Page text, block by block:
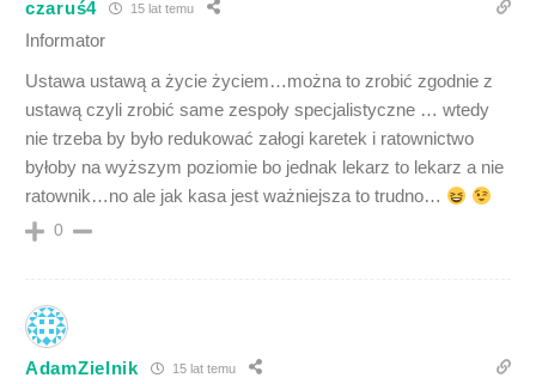
czaruś4 15 lat temu
Informator
Ustawa ustawą a życie życiem…można to zrobić zgodnie z
ustawą czyli zrobić same zespoły specjalistyczne … wtedy
nie trzeba by było redukować załogi karetek i ratownictwo
byłoby na wyższym poziomie bo jednak lekarz to lekarz a nie
ratownik…no ale jak kasa jest ważniejsza to trudno…
0
AdamZielnik 15 lat temu